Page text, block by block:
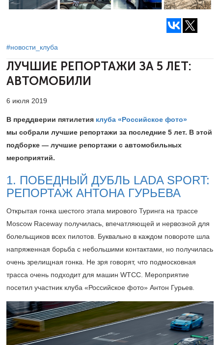
#новости_клуба
ЛУЧШИЕ РЕПОРТАЖИ ЗА 5 ЛЕТ:
АВТОМОБИЛИ
6 июля 2019
В преддверии пятилетия клуба «Российское фото»
мы собрали лучшие репортажи за последние 5 лет. В этой
подборке — лучшие репортажи с автомобильных
мероприятий.
1. ПОБЕДНЫЙ ДУБЛЬ LADA SPORT:
РЕПОРТАЖ АНТОНА ГУРЬЕВА
Открытая гонка шестого этапа мирового Туринга на трассе
Moscow Raceway получилась, впечатляющей и нервозной для
болельщиков всех пилотов. Буквально в каждом повороте шла
напряженная борьба с небольшими контактами, но получилась
очень зрелищная гонка. Не зря говорят, что подмосковная
трасса очень подходит для машин WTCC. Мероприятие
посетил участник клуба «Российское фото» Антон Гурьев.